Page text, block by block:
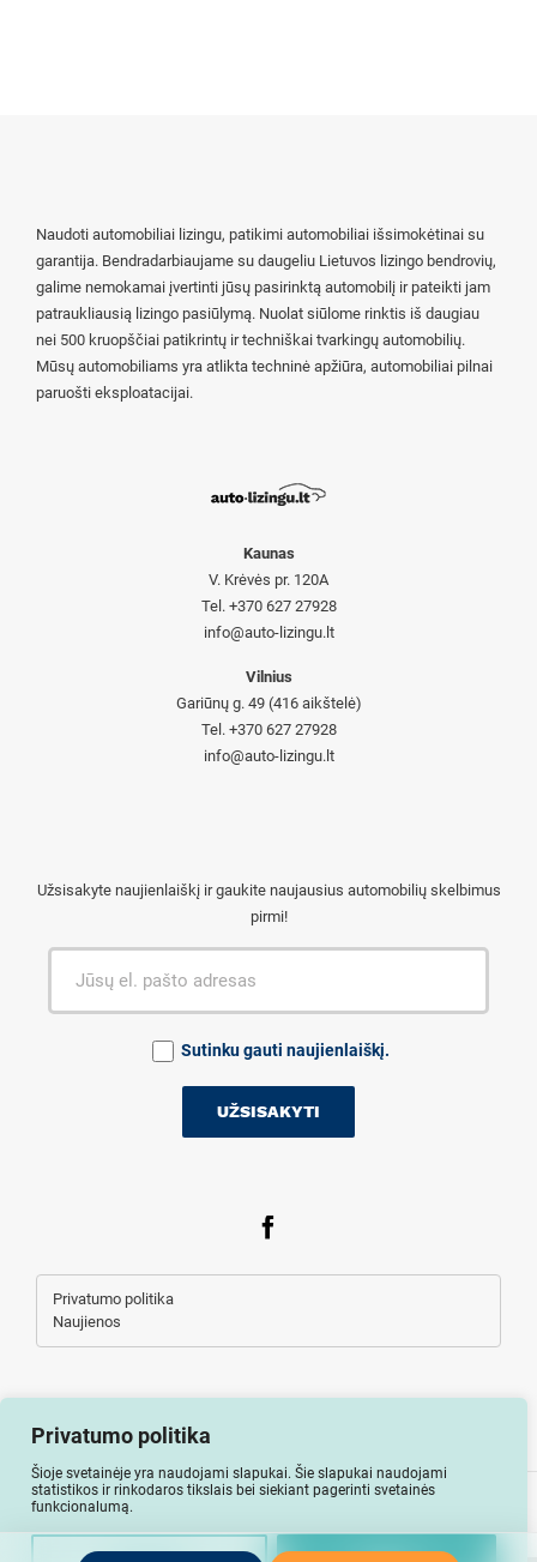
Privatumo politika
Šioje svetainėje yra naudojami slapukai. Šie slapukai naudojami
statistikos ir rinkodaros tikslais bei siekiant pagerinti svetainės
funkcionalumą.
Naudoti automobiliai lizingu, patikimi automobiliai išsimokėtinai su
garantija. Bendradarbiaujame su daugeliu Lietuvos lizingo bendrovių,
galime nemokamai įvertinti jūsų pasirinktą automobilį ir pateikti jam
patraukliausią lizingo pasiūlymą. Nuolat siūlome rinktis iš daugiau
nei 500 kruopščiai patikrintų ir techniškai tvarkingų automobilių.
Mūsų automobiliams yra atlikta techninė apžiūra, automobiliai pilnai
paruošti eksploatacijai.
Kaunas
V. Krėvės pr. 120A
Tel. +370 627 27928
info@auto-lizingu.lt
Vilnius
Gariūnų g. 49 (416 aikštelė)
Tel. +370 627 27928
info@auto-lizingu.lt
Užsisakyte naujienlaiškį ir gaukite naujausius automobilių skelbimus
pirmi!
Sutinku gauti naujienlaiškį.
Privatumo politika
Naujienos
Visos teisės saugomos © Auto-lizingu.lt 2026